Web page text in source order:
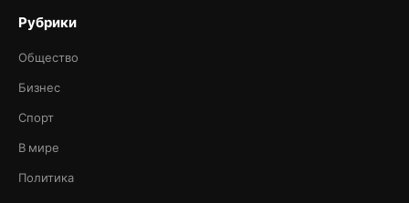
Рубрики
Общество
Бизнес
Спорт
В мире
Политика